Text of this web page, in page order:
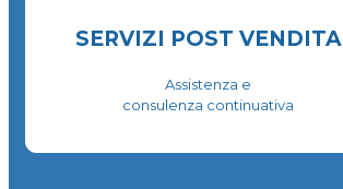
SERVIZI POST VENDITA
Assistenza e
consulenza continuativa